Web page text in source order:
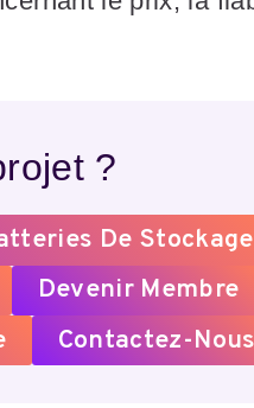
?
De Stockage
Devenir Membre
Contactez-Nous